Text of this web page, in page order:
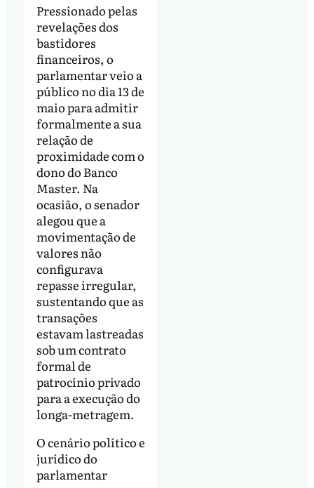
Pressionado pelas
revelações dos
bastidores
financeiros, o
parlamentar veio a
público no dia 13 de
maio para admitir
formalmente a sua
relação de
proximidade com o
dono do Banco
Master. Na
ocasião, o senador
alegou que a
movimentação de
valores não
configurava
repasse irregular,
sustentando que as
transações
estavam lastreadas
sob um contrato
formal de
patrocínio privado
para a execução do
longa-metragem.
O cenário político e
jurídico do
parlamentar